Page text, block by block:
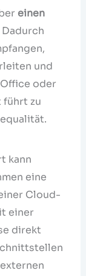
einen
Dadurch
und
oder
führt zu
kann
eine
Cloud-
einer
direkt